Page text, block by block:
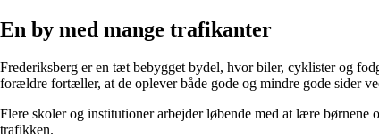
En by med mange trafikanter
Frederiksberg er en tæt bebygget bydel, hvor biler, cyklister og
forældre fortæller, at de oplever både gode og mindre gode sider
Flere skoler og institutioner arbejder løbende med at lære
trafikken.